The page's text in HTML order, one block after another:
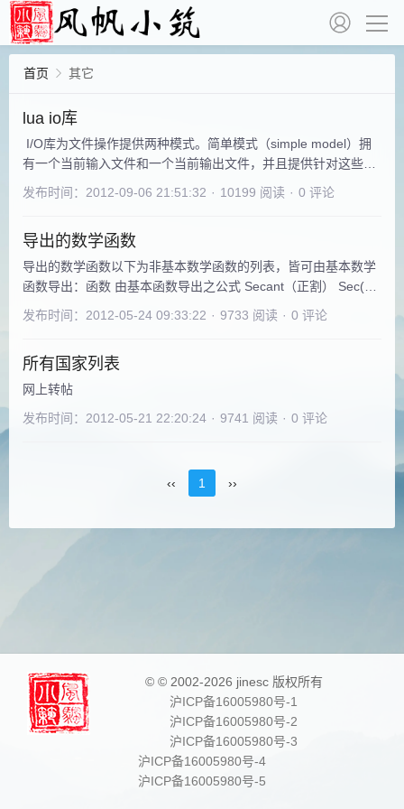
首页 其它
lua io库
I/O库为文件操作提供两种模式。简单模式（simple model）拥
有一个当前输入文件和一个当前输出文件，并且提供针对这些文
件相关的操作。完全模式（complete model）使用外部的文件句
柄来实现。它以一种面对对象的形式，将所有的文件操作定义为
适。在本书的前面部分我们一直都在使用它。但是在进行一些高
级的文件操作的时候，简单模
发布时间：2012-09-06 21:51:32 · 10199 阅读 · 0 评论
导出的数学函数
导出的数学函数以下为非基本数学函数的列表，皆可由基本数学
函数导出：函数 由基本函数导出之公式 Secant（正割） Sec(X)
= 1 / Cos(X) Cosecant（余割） Cosec(X) = 1 / Sin(X)
Cotangent（余切） Cotan(X) = 1 / Tan(X) Inverse Sine （反正
发布时间：2012-05-24 09:33:22 · 9733 阅读 · 0 评论
所有国家列表
网上转帖
发布时间：2012-05-21 22:20:24 · 9741 阅读 · 0 评论
‹‹ 1 ››
© © 2002-2026 jinesc 版权所有
沪ICP备16005980号-1
沪ICP备16005980号-2
沪ICP备16005980号-3
沪ICP备16005980号-4
沪ICP备16005980号-5